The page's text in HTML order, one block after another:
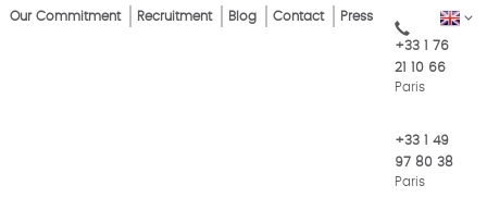
Skip
EN
Top
Our Commitment Recruitment Blog Contact Press
+33 1 76
21 10 66
Paris
+33 1 49
97 80 38
Paris